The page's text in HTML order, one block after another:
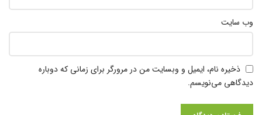
وب‌ سایت
ذخیره نام، ایمیل و وبسایت من در مرورگر برای زمانی که دوباره
دیدگاهی می‌نویسم.